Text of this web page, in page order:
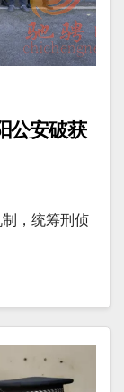
公安破获
制，统筹刑侦